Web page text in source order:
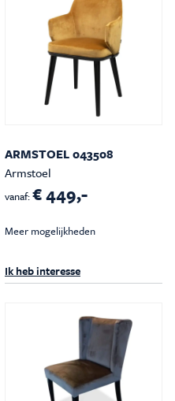
ARMSTOEL 043508
Armstoel
vanaf:€ 449,-
Meer mogelijkheden
Ik heb interesse